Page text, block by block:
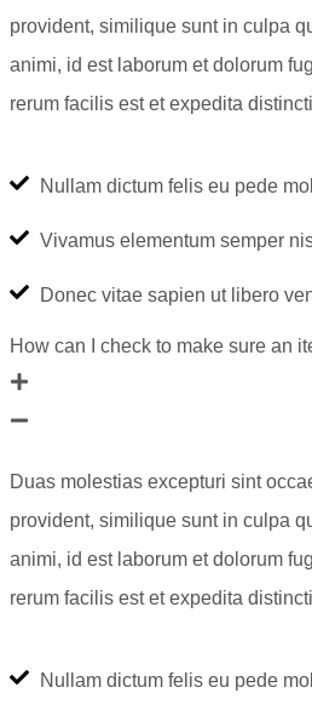
provident, similique sunt in culpa
animi, id est laborum et dolorum
rerum facilis est et expedita
Nullam dictum felis eu pede
Vivamus elementum semper
Donec vitae sapien ut libero
How can I check to make sure an
Duas molestias excepturi sint
provident, similique sunt in culpa
animi, id est laborum et dolorum
rerum facilis est et expedita
Nullam dictum felis eu pede